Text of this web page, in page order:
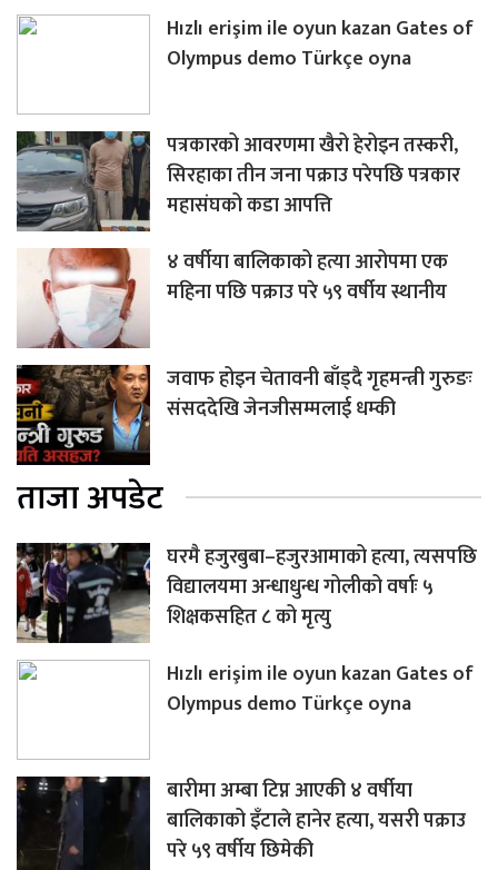
Hızlı erişim ile oyun kazan Gates of
Olympus demo Türkçe oyna
पत्रकारको आवरणमा खैरो हेरोइन तस्करी,
सिरहाका तीन जना पक्राउ परेपछि पत्रकार
महासंघको कडा आपत्ति
४ वर्षीया बालिकाको हत्या आरोपमा एक
महिना पछि पक्राउ परे ५९ वर्षीय स्थानीय
जवाफ होइन चेतावनी बाँड्दै गृहमन्त्री गुरुङः
संसददेखि जेनजीसम्मलाई धम्की
ताजा अपडेट
घरमै हजुरबुबा–हजुरआमाको हत्या, त्यसपछि
विद्यालयमा अन्धाधुन्ध गोलीको वर्षाः ५
शिक्षकसहित ८ को मृत्यु
Hızlı erişim ile oyun kazan Gates of
Olympus demo Türkçe oyna
बारीमा अम्बा टिप्न आएकी ४ वर्षीया
बालिकाको इँटाले हानेर हत्या, यसरी पक्राउ
परे ५९ वर्षीय छिमेकी